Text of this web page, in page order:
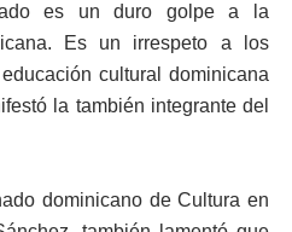
es un duro golpe a la
Es un irrespeto a los
cultural dominicana
la también integrante del
dominicano de Cultura en